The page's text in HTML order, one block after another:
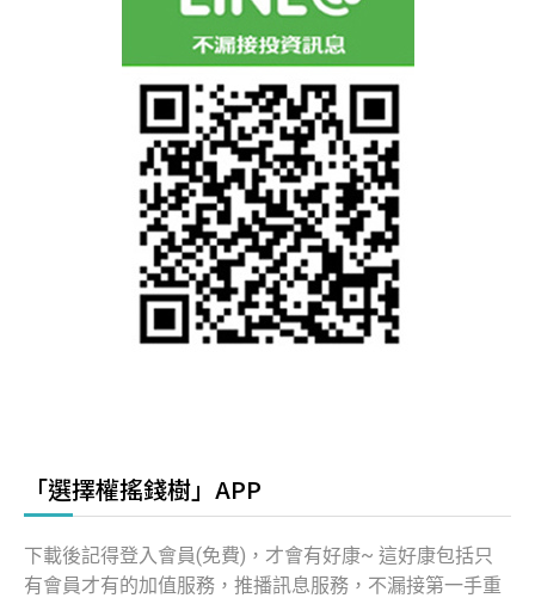
「選擇權搖錢樹」APP
下載後記得登入會員(免費)，才會有好康~ 這好康包括只
有會員才有的加值服務，推播訊息服務，不漏接第一手重